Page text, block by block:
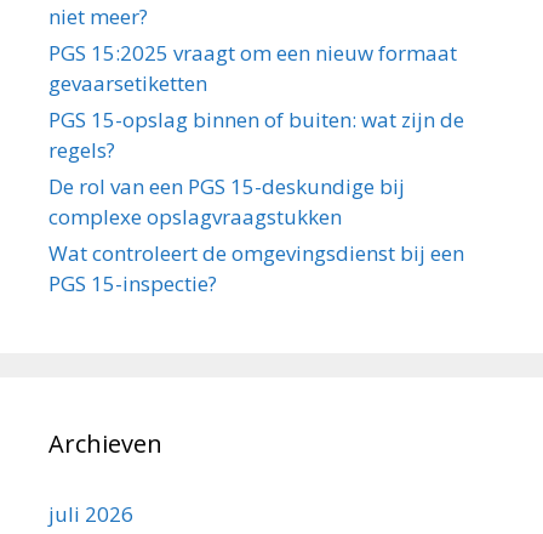
niet meer?
PGS 15:2025 vraagt om een nieuw formaat
gevaarsetiketten
PGS 15-opslag binnen of buiten: wat zijn de
regels?
De rol van een PGS 15-deskundige bij
complexe opslagvraagstukken
Wat controleert de omgevingsdienst bij een
PGS 15-inspectie?
Archieven
juli 2026